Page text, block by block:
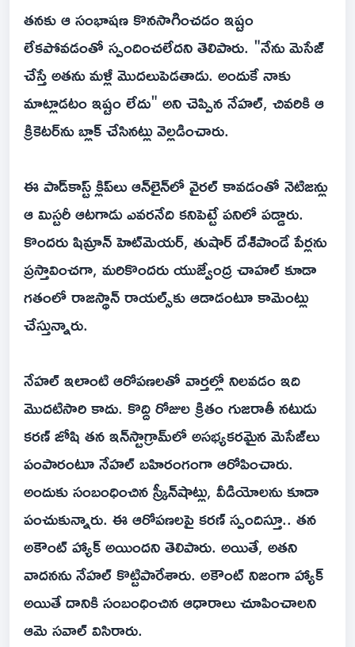
తనకు ఆ సంభాషణ కొనసాగించడం ఇష్టం
లేకపోవడంతో స్పందించలేదని తెలిపారు. "నేను మెసేజ్
చేస్తే అతను మళ్లీ మొదలుపెడతాడు. అందుకే నాకు
మాట్లాడటం ఇష్టం లేదు" అని చెప్పిన నేహల్, చివరికి ఆ
క్రికెటర్‌ను బ్లాక్ చేసినట్లు వెల్లడించారు.
ఈ పాడ్‌కాస్ట్ క్లిప్‌లు ఆన్‌లైన్‌లో వైరల్ కావడంతో నెటిజన్లు
ఆ మిస్టరీ ఆటగాడు ఎవరనేది కనిపెట్టే పనిలో పడ్డారు.
కొందరు షిమ్రాన్ హెట్‌మెయర్, తుషార్ దేశ్‌పాండే పేర్లను
ప్రస్తావించగా, మరికొందరు యుజ్వేంద్ర చాహల్ కూడా
గతంలో రాజస్థాన్ రాయల్స్‌కు ఆడాడంటూ కామెంట్లు
చేస్తున్నారు.
నేహల్ ఇలాంటి ఆరోపణలతో వార్తల్లో నిలవడం ఇది
మొదటిసారి కాదు. కొద్ది రోజుల క్రితం గుజరాతీ నటుడు
కరణ్ జోషి తన ఇన్‌స్టాగ్రామ్‌లో అసభ్యకరమైన మెసేజ్‌లు
పంపారంటూ నేహల్ బహిరంగంగా ఆరోపించారు.
అందుకు సంబంధించిన స్క్రీన్‌షాట్లు, వీడియోలను కూడా
పంచుకున్నారు. ఈ ఆరోపణలపై కరణ్ స్పందిస్తూ.. తన
అకౌంట్ హ్యాక్ అయిందని తెలిపారు. అయితే, అతని
వాదనను నేహల్ కొట్టిపారేశారు. అకౌంట్ నిజంగా హ్యాక్
అయితే దానికి సంబంధించిన ఆధారాలు చూపించాలని
ఆమె సవాల్ విసిరారు.